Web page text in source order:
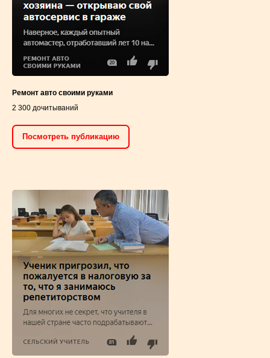
Ремонт авто своими руками
2 300 дочитываний
Посмотреть публикацию